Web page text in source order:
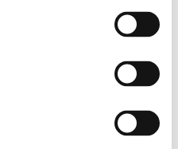
саме як італійські чи
час. Маючи це на увазі,
піддаватися